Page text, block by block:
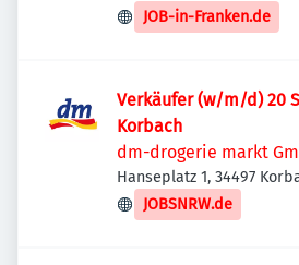
JOB-in-Franken.de
Verkäufer (w/m/d) 20
Korbach
dm-drogerie markt
Hanseplatz 1, 34497
JOBSNRW.de